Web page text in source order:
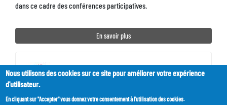
dans ce cadre des conférences participatives.
En savoir plus
Ambassadeur / Ambassadrice :
FNE Normandie
Nous utilisons des cookies sur ce site pour améliorer votre expérience
d'utilisateur.
En cliquant sur "Accepter" vous donnez votre consentement à l'utilisation des cookies.